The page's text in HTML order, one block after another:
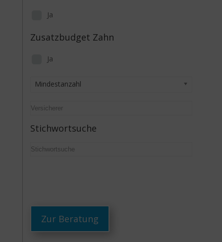
Ja
Zusatzbudget Zahn
Ja
Mindestanzahl
Stichwortsuche
Zur Beratung